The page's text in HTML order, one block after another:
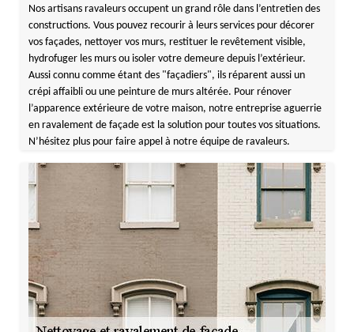
Nos artisans ravaleurs occupent un grand rôle dans l’entretien des
constructions. Vous pouvez recourir à leurs services pour décorer
vos façades, nettoyer vos murs, restituer le revêtement visible,
hydrofuger les murs ou isoler votre demeure depuis l’extérieur.
Aussi connu comme étant des "façadiers", ils réparent aussi un
crépi affaibli ou une peinture de murs altérée. Pour rénover
l’apparence extérieure de votre maison, notre entreprise aguerrie
en ravalement de façade est la solution pour toutes vos situations.
N’hésitez plus pour faire appel à notre équipe de ravaleurs.